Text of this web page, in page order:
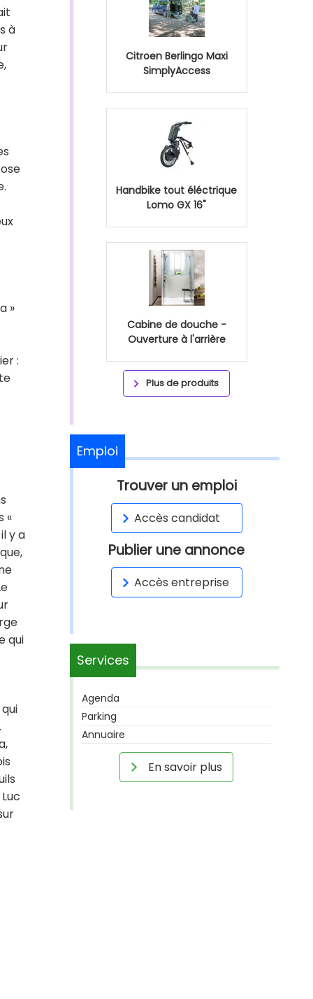
à
»
:
«
y a
qui
Citroen Berlingo Maxi
SimplyAccess
Handbike tout éléctrique
Lomo GX 16"
Cabine de douche -
Ouverture à l'arrière
Plus de produits
Emploi
Trouver un emploi
Accès candidat
Publier une annonce
Accès entreprise
Services
Agenda
Parking
Annuaire
En savoir plus